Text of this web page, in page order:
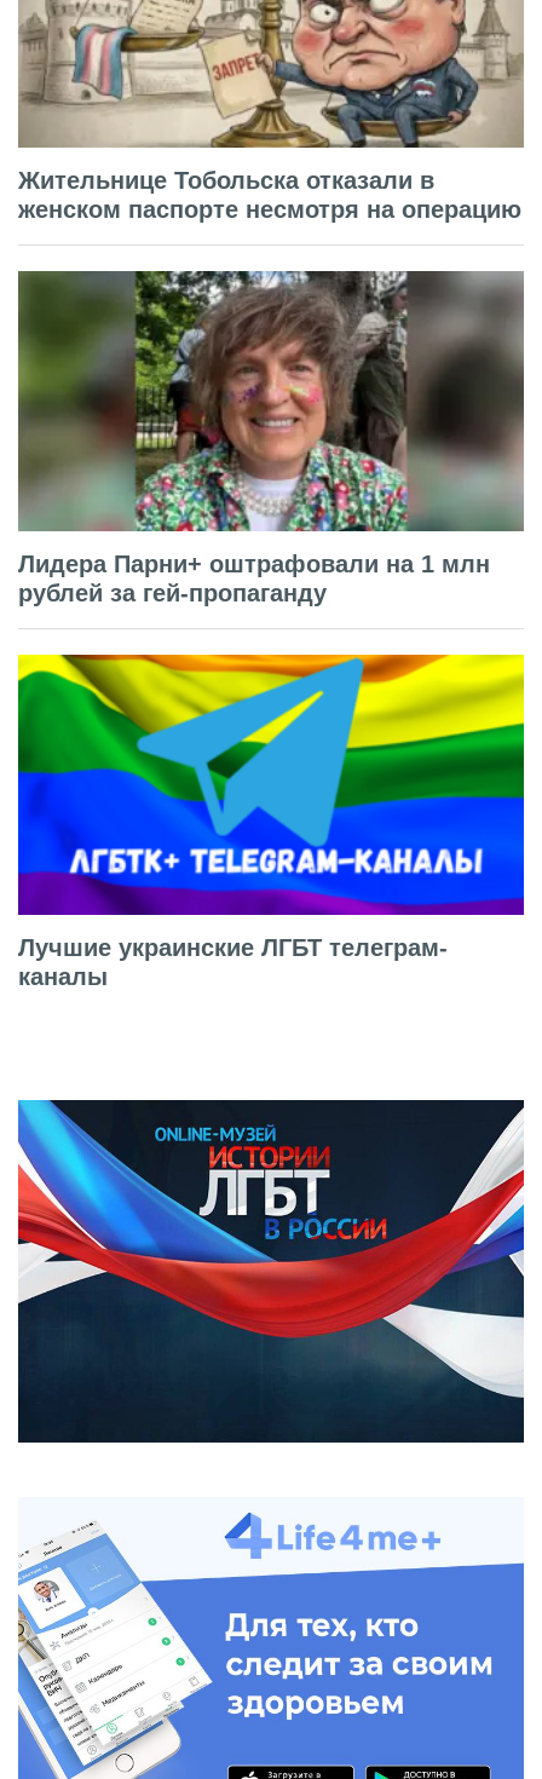
Жительнице Тобольска отказали в
женском паспорте несмотря на операцию
Лидера Парни+ оштрафовали на 1 млн
рублей за гей-пропаганду
Лучшие украинские ЛГБТ телеграм-
каналы